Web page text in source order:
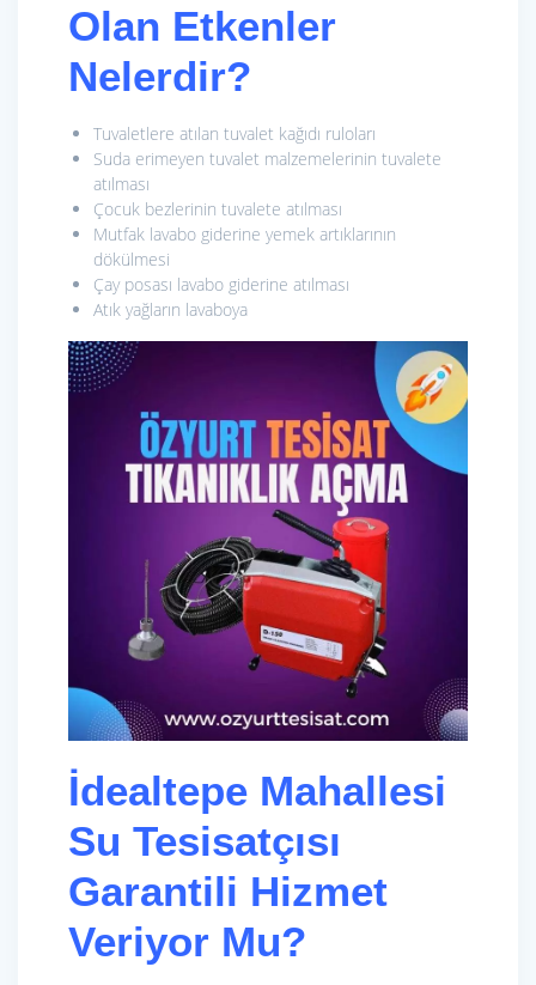
Olan Etkenler
Nelerdir?
Tuvaletlere atılan tuvalet kağıdı ruloları
Suda erimeyen tuvalet malzemelerinin tuvalete
atılması
Çocuk bezlerinin tuvalete atılması
Mutfak lavabo giderine yemek artıklarının
dökülmesi
Çay posası lavabo giderine atılması
Atık yağların lavaboya
İdealtepe Mahallesi
Su Tesisatçısı
Garantili Hizmet
Veriyor Mu?